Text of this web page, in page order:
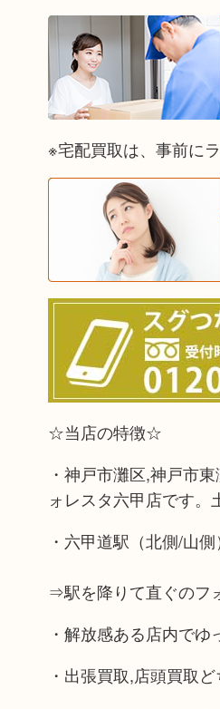
※宅配買取は、事前に
☆当店の特徴☆
・神戸市灘区,神戸市
ォレスタ六甲店です。
・六甲道駅（北側/山
⇒駅を降りて直ぐのフ
・解放感ある店内でゆ
・出張買取,店頭買取